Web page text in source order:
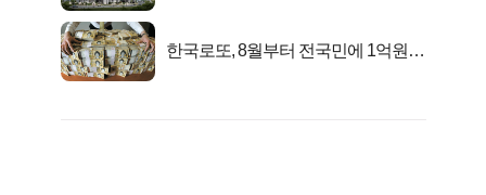
한국로또, 8월부터 전국민에 1억원씩